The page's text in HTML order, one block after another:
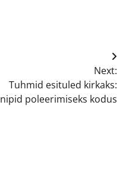
Next:
Tuhmid esituled kirkaks:
nipid poleerimiseks kodus